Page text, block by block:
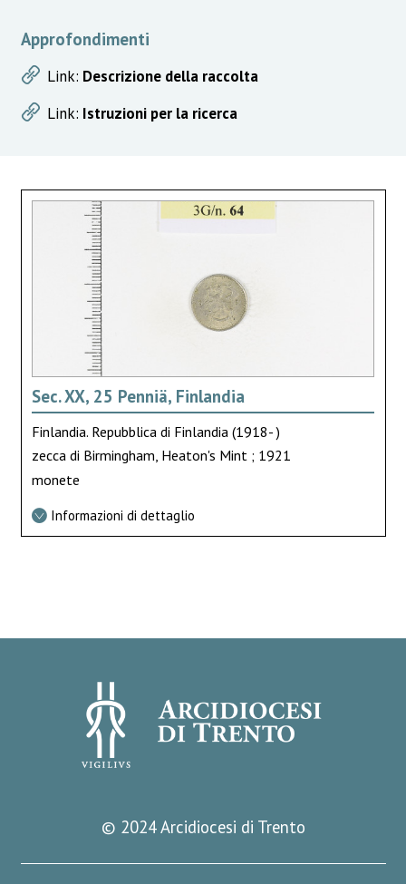
Approfondimenti
Link: Descrizione della raccolta
Link: Istruzioni per la ricerca
Sec. XX, 25 Penniä, Finlandia
Finlandia. Repubblica di Finlandia (1918- )
zecca di Birmingham, Heaton's Mint ; 1921
monete
Informazioni di dettaglio
© 2024 Arcidiocesi di Trento